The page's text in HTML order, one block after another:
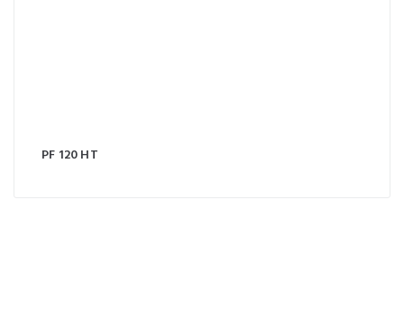
PF 120 HT